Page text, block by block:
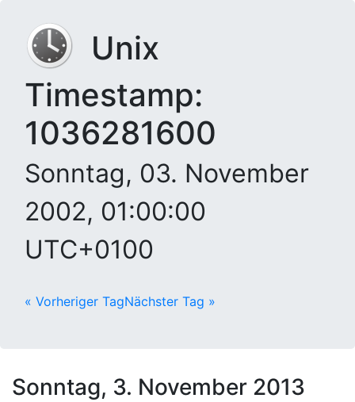
Unix
Timestamp:
1036281600
Sonntag, 03. November
2002, 01:00:00
UTC+0100
« Vorheriger TagNächster Tag »
Sonntag, 3. November 2013